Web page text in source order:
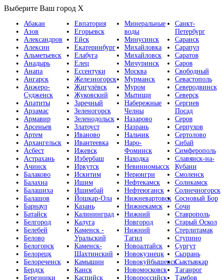
Выберите Ваш город X
Абакан
Азов
Александров
Алексин
Альметьевск
Анадырь
Анапа
Ангарск
Анжеро-
Судженск
Апатиты
Арзамас
Армавир
Арсеньев
Артем
Архангельск
Асбест
Астрахань
Ачинск
Балаково
Балахна
Балашиха
Балашов
Барнаул
Батайск
Белгород
Белебей
Белово
Белогорск
Белорецк
Белореченск
Бердск
Березники
Евпатория
Егорьевск
Ейск
Екатеринбург
Елабуга
Елец
Ессентуки
Железногорск
Жигулёвск
Жуковский
Заречный
Зеленогорск
Зеленодольск
Златоуст
Иваново
Ивантеевка
Ижевск
Избербаш
Иркутск
Искитим
Ишим
Ишимбай
Йошкар-Ола
Казань
Калининград
Калуга
Каменск -
Уральский
Каменск-
Шахтинский
Камышин
Канск
Каспийск
Минеральные
воды
Минусинск
Михайловка
Михайловск
Мичуринск
Москва
Мурманск
Муром
Мытищи
Набережные
Челны
Назарово
Назрань
Нальчик
Наро-
Фоминск
Находка
Невинномысск
Нерюнгри
Нефтекамск
Нефтеюганск
Нижневартовск
Нижнекамск
Нижний
Новгород
Нижний
Тагил
Новоалтайск
Новокузнецк
Новокуйбышевск
Новомосковск
Новороссийск
Санкт-
Петербург
Саранск
Сарапул
Саратов
Саров
Свободный
Севастополь
Северодвинск
Северск
Сергиев
Посад
Серов
Серпухов
Сертолово
Сибай
Симферополь
Славянск-на-
Кубани
Смоленск
Соликамск
Солнечногорск
Сосновый Бор
Сочи
Ставрополь
Старый Оскол
Стерлитамак
Ступино
Сургут
Сызрань
Сыктывкар
Таганрог
Тамбов